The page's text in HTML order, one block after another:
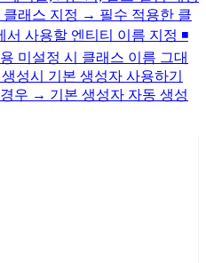
래스 지정 → 필수 적용한 클
서 사용할 엔티티 이름 지정 ◾
미설정 시 클래스 이름 그대
성시 기본 생성자 사용하기
우 → 기본 생성자 자동 생성